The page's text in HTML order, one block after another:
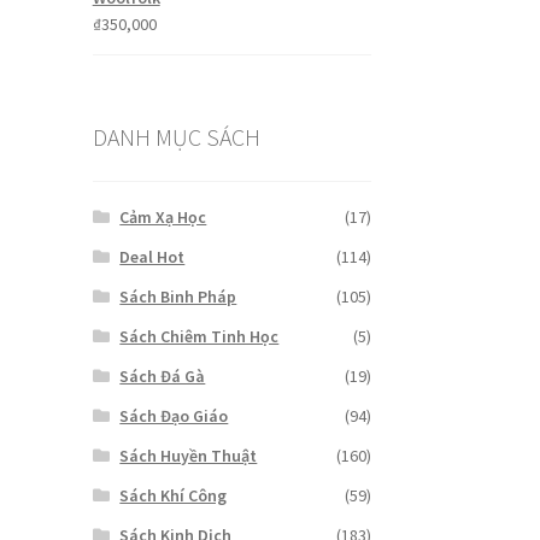
₫350,000
DANH MỤC SÁCH
Cảm Xạ Học
(17)
Deal Hot
(114)
Sách Binh Pháp
(105)
Sách Chiêm Tinh Học
(5)
Sách Đá Gà
(19)
Sách Đạo Giáo
(94)
Sách Huyền Thuật
(160)
Sách Khí Công
(59)
Sách Kinh Dịch
(183)